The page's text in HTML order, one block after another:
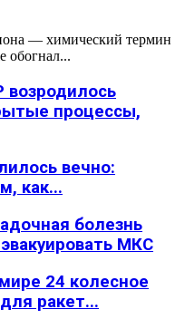
— химический термин
обогнал...
возродилось
процессы,
вечно:
как...
болезнь
МКС
24 колесное
ракет...